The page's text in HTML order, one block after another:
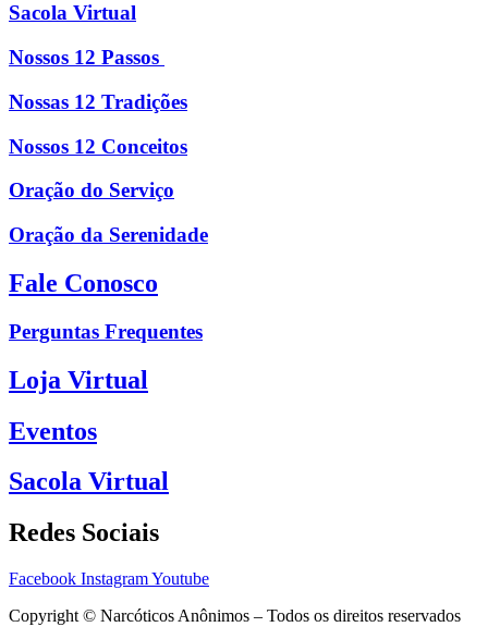
Sacola Virtual
Nossos 12 Passos
Nossas 12 Tradições
Nossos 12 Conceitos
Oração do Serviço
Oração da Serenidade
Fale Conosco
Perguntas Frequentes
Loja Virtual
Eventos
Sacola Virtual
Redes Sociais
Facebook InstagramYoutube
Copyright © Narcóticos Anônimos – Todos os direitos reservados